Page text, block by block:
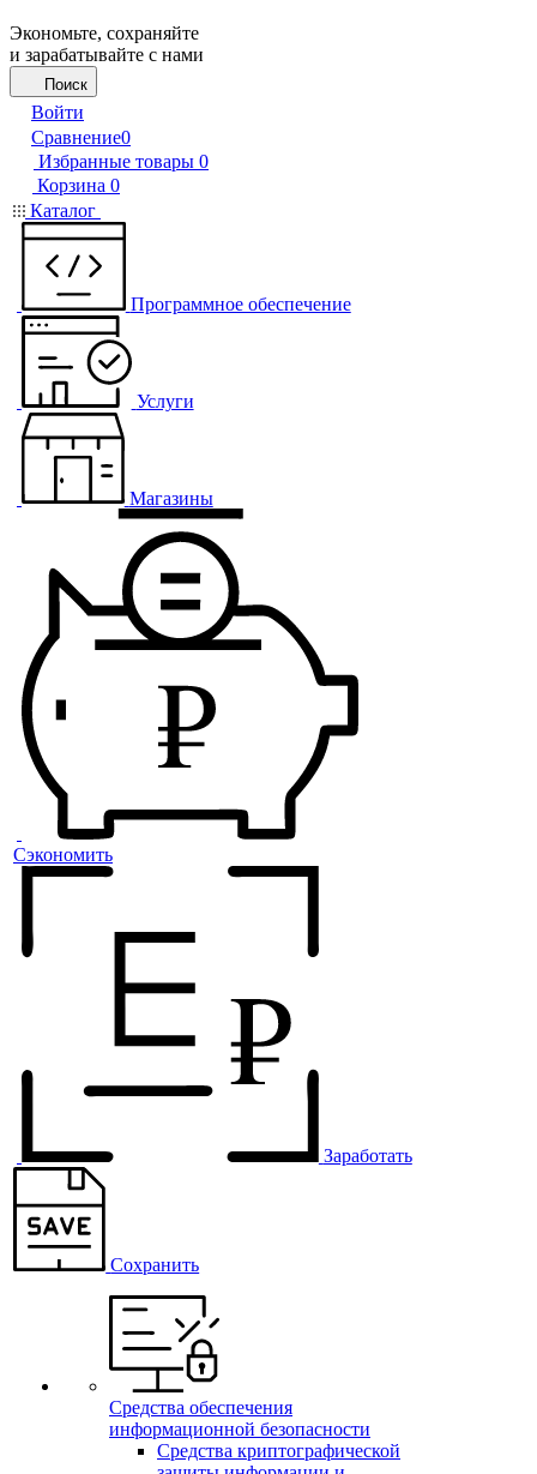
Экономьте, сохраняйте
и зарабатывайте с нами
Поиск
Войти
Сравнение0
Избранные товары 0
Корзина 0
Каталог
Программное обеспечение
Услуги
Магазины
Сэкономить
Заработать
Сохранить
Средства обеспечения
информационной безопасности
Средства криптографической